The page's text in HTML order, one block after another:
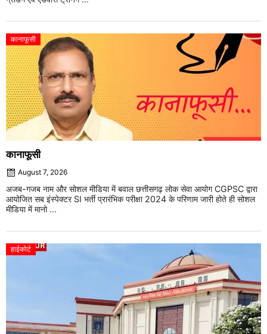
कानाफूसी
कानाफूसी
August 7, 2026
अजब-गजब नाम और सोशल मीडिया में बवाल छत्तीसगढ़ लोक सेवा आयोग CGPSC द्वारा
आयोजित सब इंस्पेक्टर SI भर्ती प्रारंभिक परीक्षा 2024 के परिणाम जारी होते ही सोशल
मीडिया में मानो ...
हाईकोर्ट